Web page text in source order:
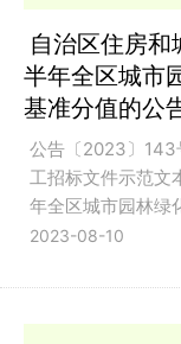
自治区住房
半年全区城市
基准分值的公
公告〔2023〕143
工招标文件示范文
年全区城市园林绿
2023-08-10